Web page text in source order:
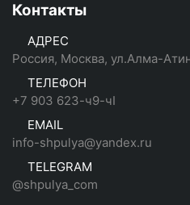
Контакты
АДРЕС
Россия, Москва, ул.Алма-
ТЕЛЕФОН
+7 903 623-ч9-чI
EMAIL
info-shpulya@yandex.ru
TELEGRAM
@shpulya_com